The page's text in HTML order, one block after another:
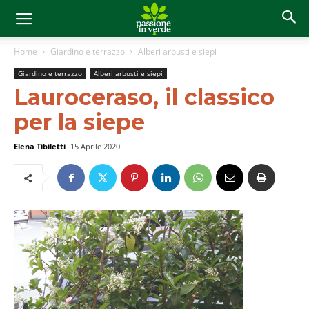
Home Giardino e terrazzo Alberi arbusti e siepi
Giardino e terrazzo Alberi arbusti e siepi
Lauroceraso, il classico
per la siepe
Elena Tibiletti 15 Aprile 2020